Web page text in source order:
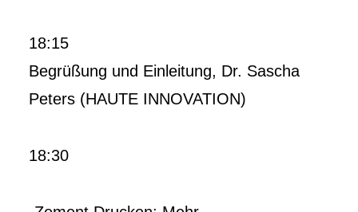
18:15
Begrüßung und Einleitung, Dr. Sascha
Peters (HAUTE INNOVATION)
18:30